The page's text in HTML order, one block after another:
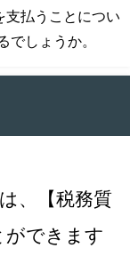
支払うことについ
でしょうか。
、【税務質
ができます